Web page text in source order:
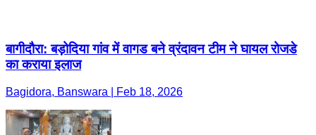
बागीदौरा: बड़ोदिया गांव में वागड बने व्रंदावन टीम ने घायल रोजडे
का कराया इलाज
Bagidora, Banswara | Feb 18, 2026